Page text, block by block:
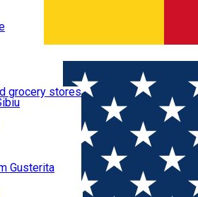
Sibiu
grocery stores
Gusterita